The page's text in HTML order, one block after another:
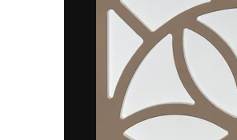
Copyright © 2010-